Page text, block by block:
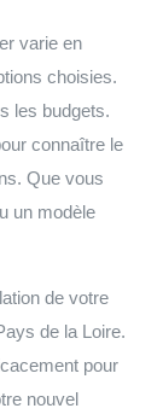
varie en
choisies.
les budgets.
connaître le
Que vous
un modèle
de votre
de la Loire.
pour
nouvel